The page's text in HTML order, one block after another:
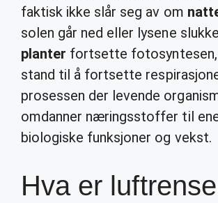
faktisk ikke slår seg av om
solen går ned eller lysene
planter fortsette fotosyntesen,
stand til å fortsette
prosessen der levende
omdanner næringsstoffer til
biologiske funksjoner og vekst.
Hva er